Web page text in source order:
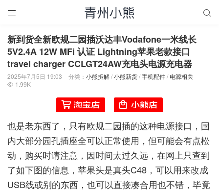
 
新到货全新欧规二园插沃达丰Vodafone一米线长
5V2.4A 12W MFi 认证 Lightning苹果老款接口
travel charger CCLGT24AW充电头电源充电器
2025年7月5日 19:03 分类： 小熊拆解/小熊新货/手机配件/ 电源相关
 1.99K
也是老东西了，只有欧规二园插的这种电源接口，国
内大部分园孔插座全可以正常使用，但可能会有点松
动，购买时请注意，因时间太过久远，在网上只查到
了如下图的信息，苹果头是真头C48，可以用来改成
USB线或别的东西，也可以直接凑合用也不错，毕竟